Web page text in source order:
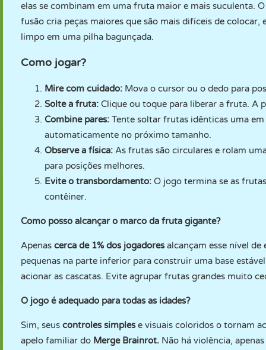
elas se combinam em uma fruta maior e mais suculenta.
fusão cria peças maiores que são mais difíceis de
limpo em uma pilha bagunçada.
Como jogar?
Mire com cuidado: Mova o cursor ou o dedo para
Solte a fruta: Clique ou toque para liberar a fruta. A
Combine pares: Tente soltar frutas idênticas uma
automaticamente no próximo tamanho.
Observe a física: As frutas são circulares e rolam
para posições melhores.
Evite o transbordamento: O jogo termina se as
contêiner.
Como posso alcançar o marco da fruta gigante?
Apenas cerca de 1% dos jogadoresalcançam esse nível
pequenas na parte inferior para construir uma base
acionar as cascatas. Evite agrupar frutas grandes muito
O jogo é adequado para todas as idades?
Sim, seus controles simplese visuais coloridos o tornam
apelo familiar do Merge Brainrot. Não há violência,